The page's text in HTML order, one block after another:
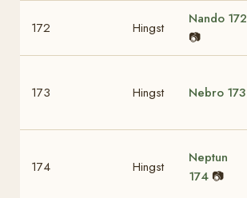
172 Hingst
Nando 172
📷
173 Hingst Nebro 173
174 Hingst
Neptun
174 📷